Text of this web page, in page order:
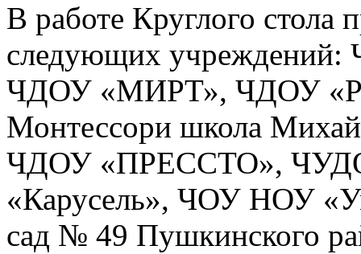
В работе Круглого стола
следующих учреждений:
ЧДОУ «МИРТ», ЧДОУ
Монтессори школа
ЧДОУ «ПРЕССТО»,
«Карусель», ЧОУ НОУ
сад № 49 Пушкинского